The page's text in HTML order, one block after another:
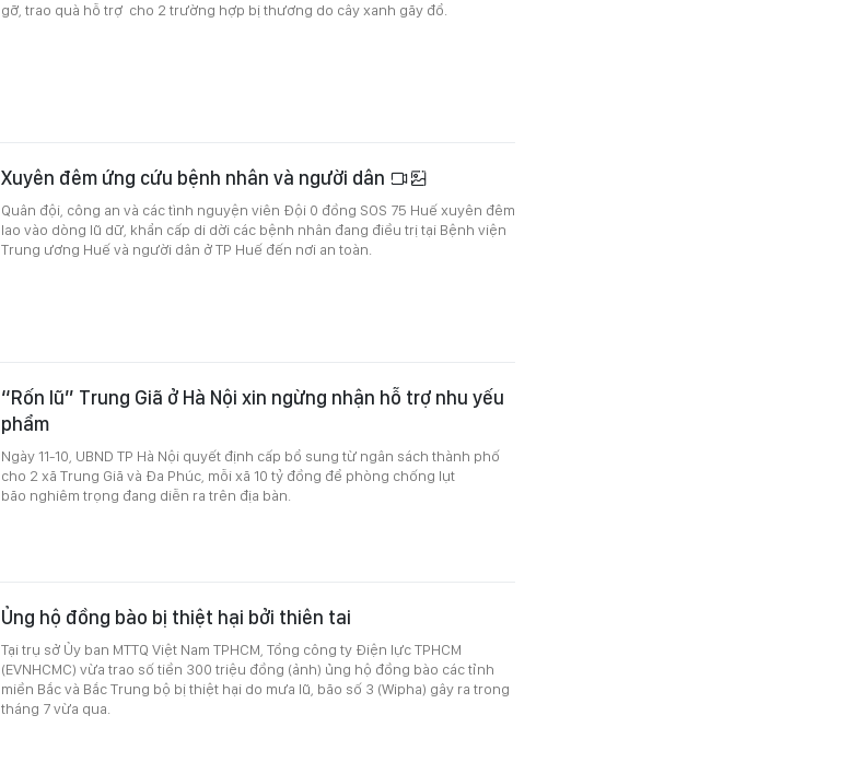
gỡ, trao quà hỗ trợ cho 2 trường hợp bị thương do cây xanh gãy đổ.
Xuyên đêm ứng cứu bệnh nhân và người dân
Quân đội, công an và các tình nguyện viên Đội 0 đồng SOS 75 Huế xuyên đêm
lao vào dòng lũ dữ, khẩn cấp di dời các bệnh nhân đang điều trị tại Bệnh viện
Trung ương Huế và người dân ở TP Huế đến nơi an toàn.
“Rốn lũ” Trung Giã ở Hà Nội xin ngừng nhận hỗ trợ nhu yếu
phẩm
Ngày 11-10, UBND TP Hà Nội quyết định cấp bổ sung từ ngân sách thành phố
cho 2 xã Trung Giã và Đa Phúc, mỗi xã 10 tỷ đồng để phòng chống lụt
bão nghiêm trọng đang diễn ra trên địa bàn.
Ủng hộ đồng bào bị thiệt hại bởi thiên tai
Tại trụ sở Ủy ban MTTQ Việt Nam TPHCM, Tổng công ty Điện lực TPHCM
(EVNHCMC) vừa trao số tiền 300 triệu đồng (ảnh) ủng hộ đồng bào các tỉnh
miền Bắc và Bắc Trung bộ bị thiệt hại do mưa lũ, bão số 3 (Wipha) gây ra trong
tháng 7 vừa qua.